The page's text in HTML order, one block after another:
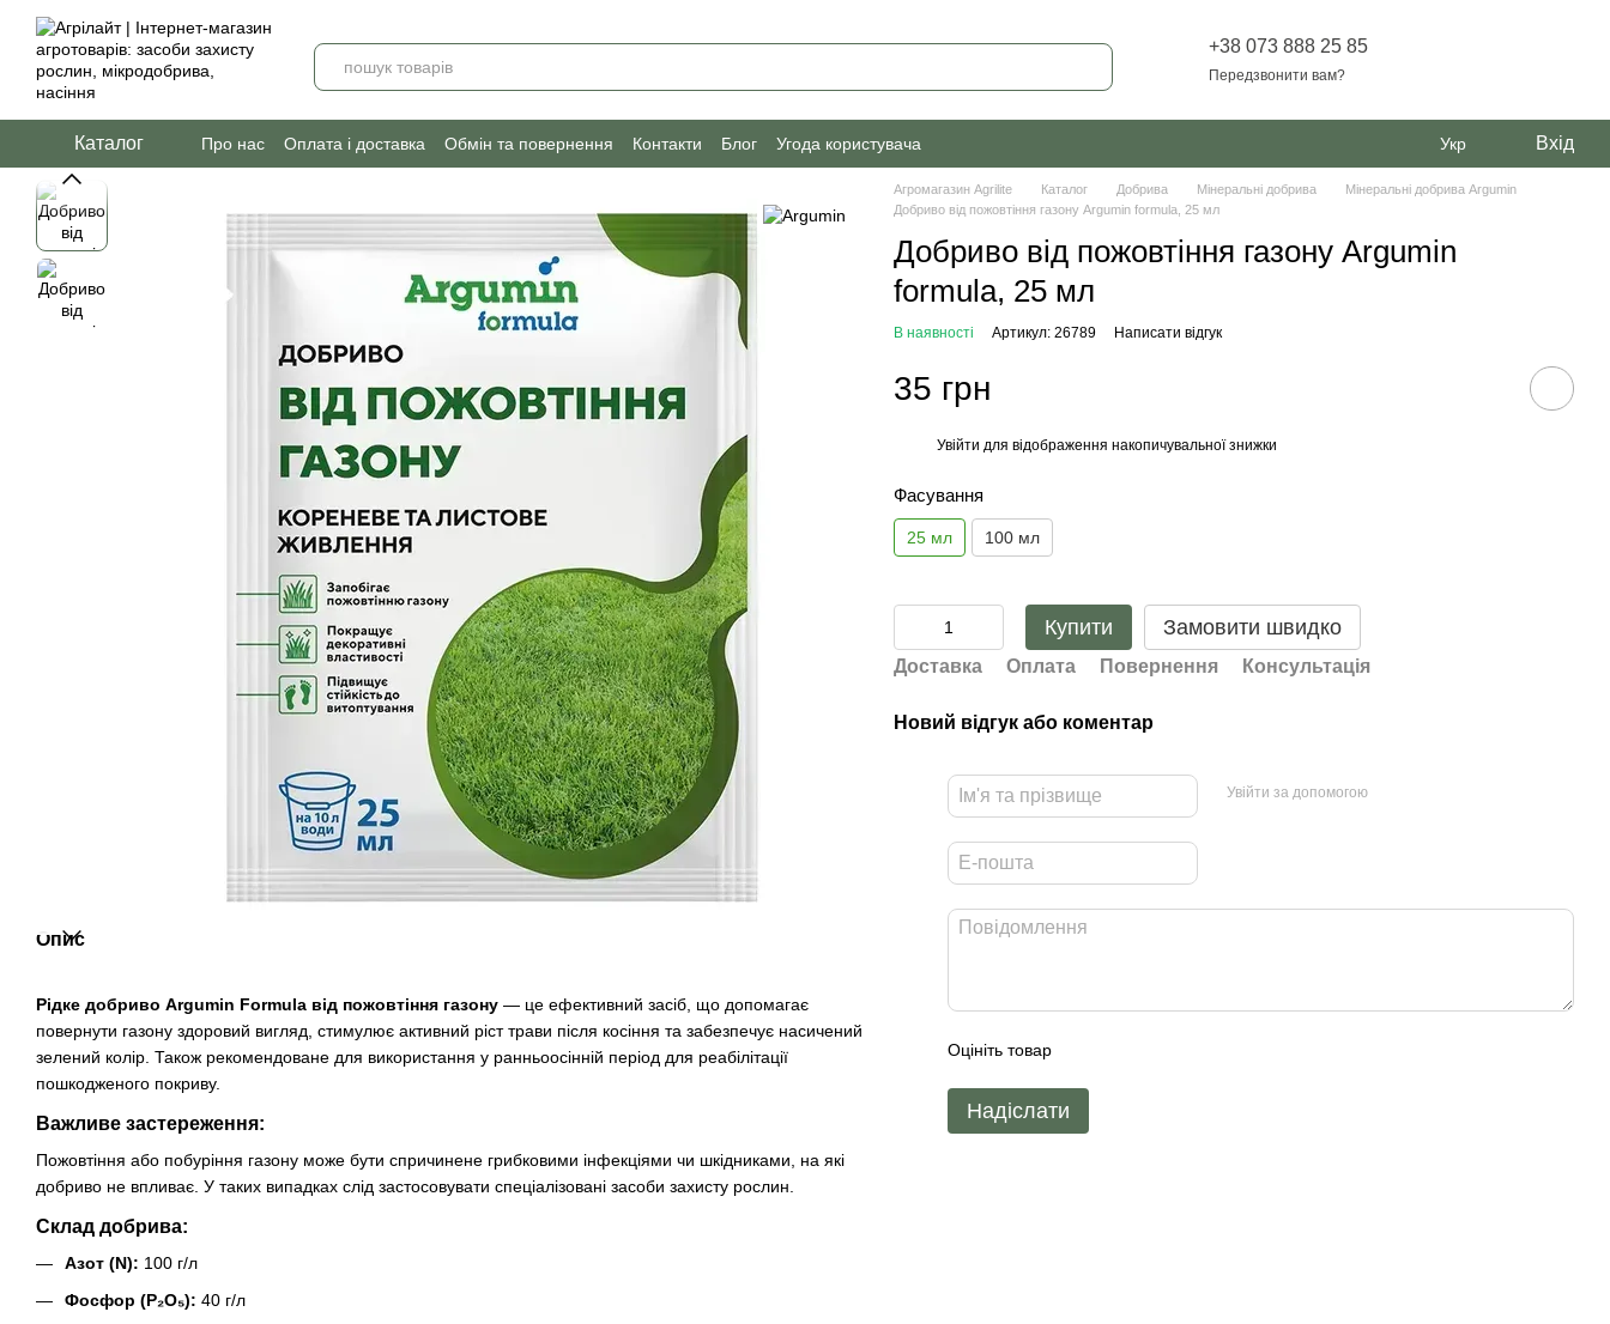
Перейти до основного контенту
+38 073 888 25 85
Передзвонити вам?
Каталог Про нас Оплата і доставка Обмін та повернення Контакти Блог Угода користувача Укр Вхід
Опис
Рідке добриво Argumin Formula від пожовтіння газону — це ефективний засіб, що допомагає
повернути газону здоровий вигляд, стимулює активний ріст трави після косіння та забезпечує насичений
зелений колір. Також рекомендоване для використання у ранньоосінній період для реабілітації
пошкодженого покриву.
Важливе застереження:
Пожовтіння або побуріння газону може бути спричинене грибковими інфекціями чи шкідниками, на які
добриво не впливає. У таких випадках слід застосовувати спеціалізовані засоби захисту рослин.
Склад добрива:
Азот (N): 100 г/л
Фосфор (P₂O₅): 40 г/л
Агромагазин Agrilite Каталог Добрива Мінеральні добрива
Мінеральні добрива Argumin
Добриво від пожовтіння газону Argumin formula, 25 мл
Добриво від пожовтіння газону Argumin
formula, 25 мл
В наявності Артикул: 26789 Написати відгук
35 грн
Увійти для відображення накопичувальної знижки
Фасування
25 мл 100 мл
Купити Замовити швидко
Доставка Оплата Повернення Консультація
Новий відгук або коментар
Увійти за допомогою
Оцініть товар
Надіслати